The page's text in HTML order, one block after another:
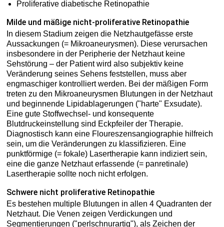
Proliferative diabetische Retinopathie
Milde und mäßige nicht-proliferative Retinopathie
In diesem Stadium zeigen die Netzhautgefässe erste
Aussackungen (= Mikroaneurysmen). Diese verursachen
insbesondere in der Peripherie der Netzhaut keine
Sehstörung – der Patient wird also subjektiv keine
Veränderung seines Sehens feststellen, muss aber
engmaschiger kontrolliert werden. Bei der mäßigen Form
treten zu den Mikroaneurysmen Blutungen in der Netzhaut
und beginnende Lipidablagerungen ("harte" Exsudate).
Eine gute Stoffwechsel- und konsequente
Blutdruckeinstellung sind Eckpfeiler der Therapie.
Diagnostisch kann eine Floureszensangiographie hilfreich
sein, um die Veränderungen zu klassifizieren. Eine
punktförmige (= fokale) Lasertherapie kann indiziert sein,
eine die ganze Netzhaut erfassende (= panretinale)
Lasertherapie sollte noch nicht erfolgen.
Schwere nicht proliferative Retinopathie
Es bestehen multiple Blutungen in allen 4 Quadranten der
Netzhaut. Die Venen zeigen Verdickungen und
Segmentierungen ("perlschnurartig"), als Zeichen der